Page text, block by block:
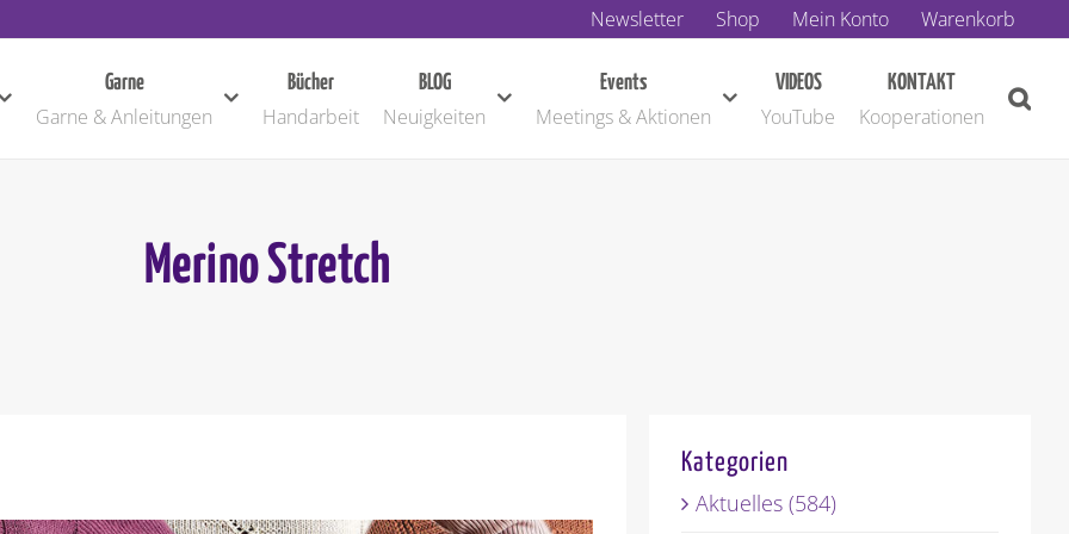
Newsletter Shop Mein Konto Warenkorb
Garne
Garne & Anleitungen
Bücher
Handarbeit
BLOG
Neuigkeiten
Events
Meetings & Aktionen
VIDEOS
YouTube
KONTAKT
Kooperationen
Merino Stretch
Kategorien
Aktuelles (584)